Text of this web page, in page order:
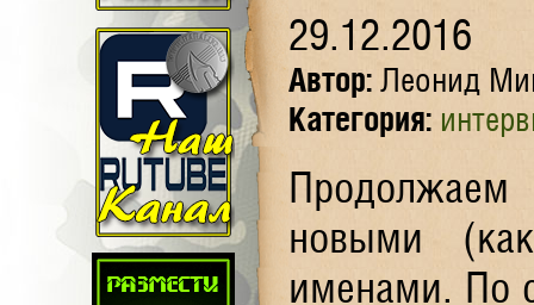
29.12.2016
Автор: Леонид
Категория:
новыми
именами. По